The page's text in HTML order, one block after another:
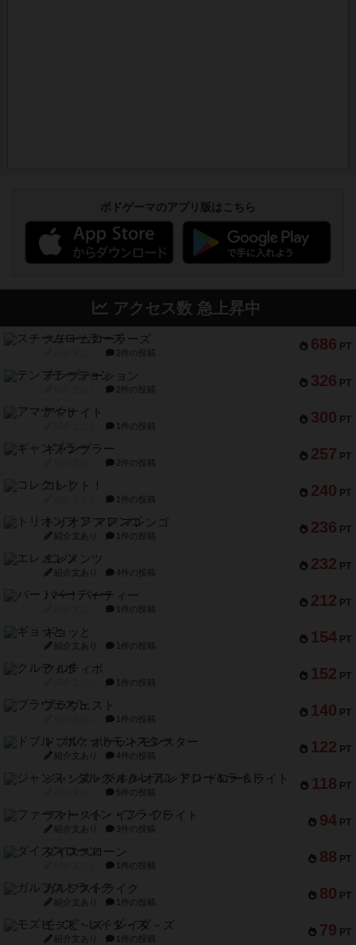
ボドゲーマのアプリ版はこちら
アクセス数 急上昇中
686 PT
スチームローラーズ
2件の投稿
326 PT
テンプテーション
2件の投稿
300 PT
アマナイト
1件の投稿
257 PT
ギャンブラー
2件の投稿
240 PT
コレクト！
1件の投稿
236 PT
トリオンフ ア マレンゴ
紹介文あり 1件の投稿
232 PT
エレメンツ
紹介文あり 4件の投稿
212 PT
バー！パーティー
1件の投稿
154 PT
ギョッと
紹介文あり 1件の投稿
152 PT
クルティボ
1件の投稿
140 PT
ブラヴェスト
1件の投稿
122 PT
ドブル：ポケットモンスター
紹介文あり 4件の投稿
118 PT
ジャンヌ・ダルク-オルレアン ドロー＆ライト
5件の投稿
94 PT
ファースト・イン・フライト
紹介文あり 3件の投稿
88 PT
ダイススローン
1件の投稿
80 PT
ガルフストライク
紹介文あり 1件の投稿
79 PT
モズビ－ズ・レイダ－ズ
紹介文あり 1件の投稿